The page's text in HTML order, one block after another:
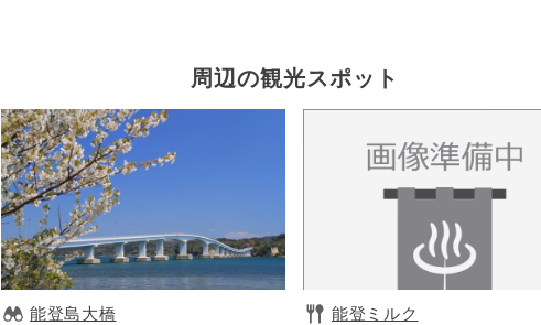
周辺の観光スポット
能登島大橋 能登ミルク